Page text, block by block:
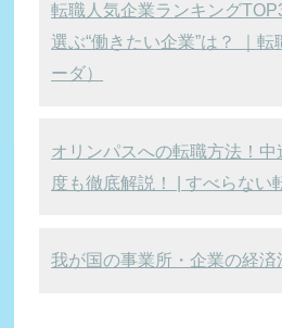
転職人気企業ランキング
選ぶ“働きたい企業”は？ ｜転
ーダ）
オリンパスへの転職方法！
度も徹底解説！ | すべらない
我が国の事業所・企業の経済